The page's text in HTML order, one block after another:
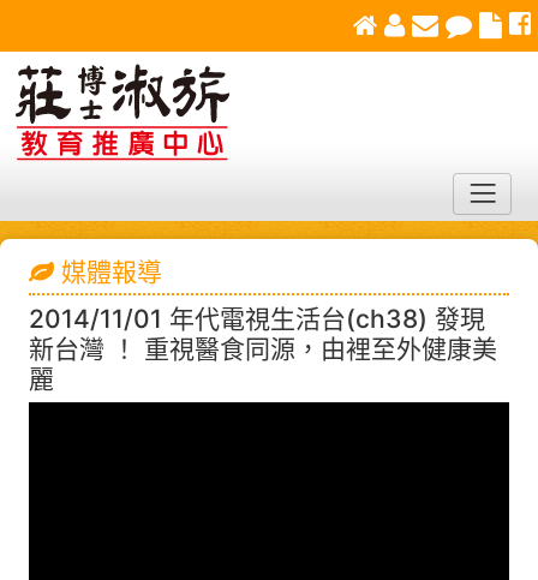
媒體報導
2014/11/01 年代電視生活台(ch38) 發現
新台灣 ！ 重視醫食同源，由裡至外健康美
麗